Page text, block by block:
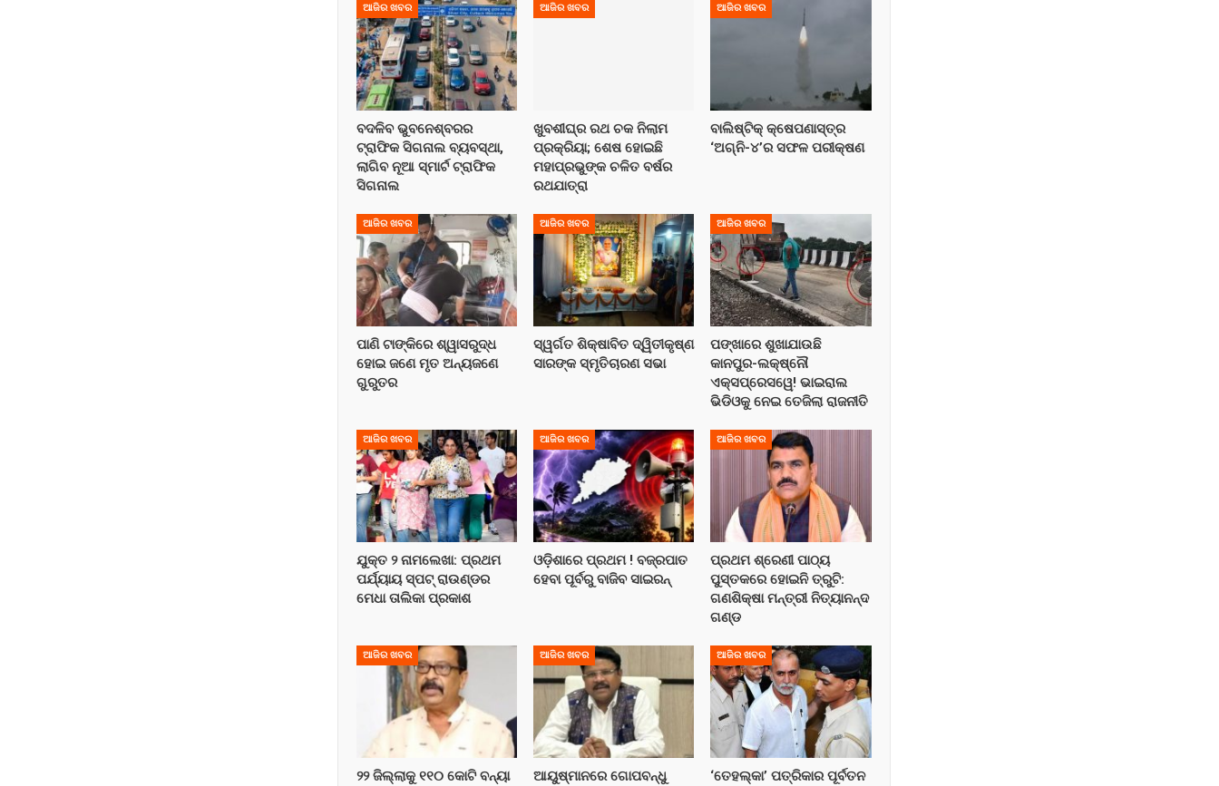
ଆଜିର ଖବର
ବଦଳିବ ଭୁବନେଶ୍ବରର
ଟ୍ରାଫିକ ସିଗନାଲ ବ୍ୟବସ୍ଥା,
ଲାଗିବ ନୂଆ ସ୍ମାର୍ଟ ଟ୍ରାଫିକ
ସିଗନାଲ
ଆଜିର ଖବର
ଖୁବଶୀଘ୍ର ରଥ ଚକ ନିଲାମ
ପ୍ରକ୍ରିୟା; ଶେଷ ହୋଇଛି
ମହାପ୍ରଭୁଙ୍କ ଚଳିତ ବର୍ଷର
ରଥଯାତ୍ରା
ଆଜିର ଖବର
ବାଲିଷ୍ଟିକ୍ କ୍ଷେପଣାସ୍ତ୍ର
‘ଅଗ୍ନି-୪’ର ସଫଳ ପରୀକ୍ଷଣ
ଆଜିର ଖବର
ପାଣି ଟାଙ୍କିରେ ଶ୍ୱାସରୁଦ୍ଧ
ହୋଇ ଜଣେ ମୃତ ଅନ୍ୟଜଣେ
ଗୁରୁତର
ଆଜିର ଖବର
ସ୍ୱର୍ଗତ ଶିକ୍ଷାବିତ ଦ୍ୱିତୀକୃଷ୍ଣ
ସାରଙ୍କ ସ୍ମୃତିଚାରଣ ସଭା
ଆଜିର ଖବର
ପଙ୍ଖାରେ ଶୁଖାଯାଉଛି
କାନପୁର-ଲକ୍ଷ୍ନୌ
ଏକ୍ସପ୍ରେସୱେ! ଭାଇରାଲ
ଭିଡିଓକୁ ନେଇ ତେଜିଲା ରାଜନୀତି
ଆଜିର ଖବର
ଯୁକ୍ତ ୨ ନାମଲେଖା: ପ୍ରଥମ
ପର୍ଯ୍ୟାୟ ସ୍ପଟ୍ ରାଉଣ୍ଡର
ମେଧା ତାଲିକା ପ୍ରକାଶ
ଆଜିର ଖବର
ଓଡ଼ିଶାରେ ପ୍ରଥମ ! ବଜ୍ରପାତ
ହେବା ପୂର୍ବରୁ ବାଜିବ ସାଇରନ୍
ଆଜିର ଖବର
ପ୍ରଥମ ଶ୍ରେଣୀ ପାଠ୍ୟ
ପୁସ୍ତକରେ ହୋଇନି ତ୍ରୁଟି:
ଗଣଶିକ୍ଷା ମନ୍ତ୍ରୀ ନିତ୍ୟାନନ୍ଦ
ଗଣ୍ଡ
ଆଜିର ଖବର
୨୨ ଜିଲ୍ଲାକୁ ୧୧୦ କୋଟି ବନ୍ୟା
ଆଜିର ଖବର
ଆୟୁଷ୍ମାନରେ ଗୋପବନ୍ଧୁ
ଆଜିର ଖବର
‘ତେହଲ୍‌କା’ ପତ୍ରିକାର ପୂର୍ବତନ